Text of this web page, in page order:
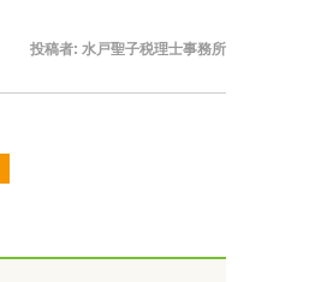
投稿者: 水戸聖子税理士事務所